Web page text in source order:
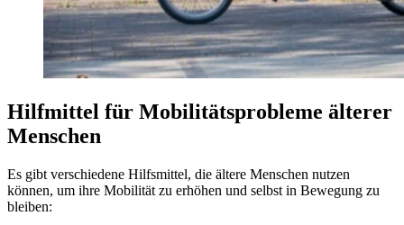
Hilfmittel für Mobilitätsprobleme älterer
Menschen
Es gibt verschiedene Hilfsmittel, die ältere Menschen nutzen
können, um ihre Mobilität zu erhöhen und selbst in Bewegung zu
bleiben: